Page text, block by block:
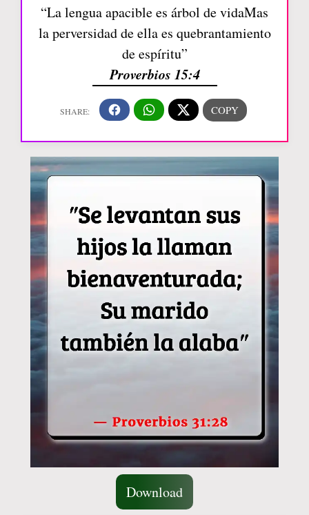
“La lengua apacible es árbol de vidaMas
la perversidad de ella es quebrantamiento
de espíritu”
Proverbios 15:4
Download